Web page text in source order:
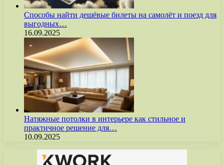
Способы найти дешёвые билеты на самолёт и поезд для
выгодных…
16.09.2025
Натяжные потолки в интерьере как стильное и
практичное решение для…
10.09.2025